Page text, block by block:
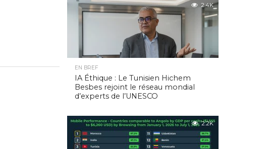
2.4K
EN BREF
IA Éthique : Le Tunisien Hichem
Besbes rejoint le réseau mondial
d’experts de l’UNESCO
2.2K